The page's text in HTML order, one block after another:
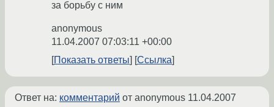
за борьбу с ним
anonymous
11.04.2007 07:03:11 +00:00
Показать ответы
Ссылка
Ответ на: комментарий от anonymous 11.04.2007